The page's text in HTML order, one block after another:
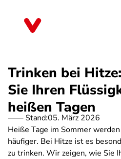
Trinken bei
Sie Ihren
heißen Tagen
Stand:05. März 2026
Heiße Tage im Sommer
häufiger. Bei Hitze ist es
zu trinken. Wir zeigen, wie Sie